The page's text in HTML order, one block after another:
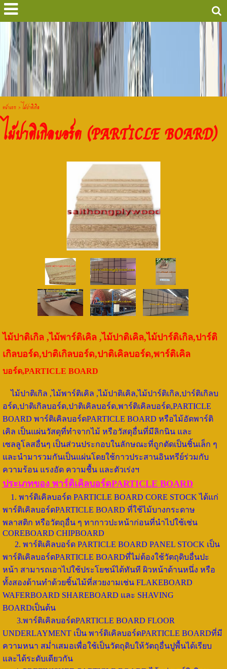
หน้าแรก>ไม้ปาติเกิล
ไม้ปาติเกิลบอร์ด (PARTICLE BOARD)
ไม้ปาติเกิล ,ไม้พาร์ติเคิล ,ไม้ปาติเคิล,ไม้ปาร์ติเกิล,ปาร์ติ
เกิลบอร์ด,ปาติเกิลบอร์ด,ปาติเคิลบอร์ด,พาร์ติเคิล
บอร์ด,PARTICLE BOARD
ไม้ปาติเกิล ,ไม้พาร์ติเคิล ,ไม้ปาติเคิล,ไม้ปาร์ติเกิล,ปาร์ติเกิลบ
อร์ด,ปาติเกิลบอร์ด,ปาติเคิลบอร์ด,พาร์ติเคิลบอร์ด,PARTICLE
BOARD พาร์ติเคิลบอร์ดPARTICLE BOARD หรือไม้อัดพาร์ติ
เคิล เป็นแผ่นวัสดุที่ทำจากไม้ หรือวัสดุอื่นที่มีลิกนิน และ
เซลลูโลสอื่นๆ เป็นส่วนประกอบในลักษณะที่ถูกตัดเป็นชิ้นเล็ก ๆ
และนำมารวมกันเป็นแผ่นโดยใช้กาวประสานอินทรีย์ร่วมกับ
ความร้อน แรงอัด ความชื้น และตัวเร่งฯ
ประเภทของ พาร์ติเคิลบอร์ดPARTICLE BOARD
1. พาร์ติเคิลบอร์ด PARTICLE BOARD CORE STOCK ได้แก่
พาร์ติเคิลบอร์ดPARTICLE BOARD ที่ใช้ไม้บางกระดาษ
พลาสติก หรือวัตถุอื่น ๆ ทากาวปะหน้าก่อนที่นำไปใช้เช่น
COREBOARD CHIPBOARD
2. พาร์ติเคิลบอร์ด PARTICLE BOARD PANEL STOCK เป็น
พาร์ติเคิลบอร์ดPARTICLE BOARDที่ไม่ต้องใช้วัตถุดิบอื่นปะ
หน้า สามารถเอาไปใช้ประโยชน์ได้ทันที ผิวหน้าด้านหนึ่ง หรือ
ทั้งสองด้านทำด้วยชิ้นไม้ที่สวยงามเช่น FLAKEBOARD
WAFERBOARD SHAREBOARD และ SHAVING
BOARDเป็นต้น
3.พาร์ติเคิลบอร์ดPARTICLE BOARD FLOOR
UNDERLAYMENT เป็น พาร์ติเคิลบอร์ดPARTICLE BOARDที่มี
ความหนา สม่ำเสมอเพื่อใช้เป็นวัตถุดิบให้วัตถุอื่นปูพื้นได้เรียบ
และได้ระดับเดียวกัน